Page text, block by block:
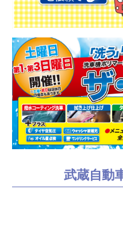
武蔵自動